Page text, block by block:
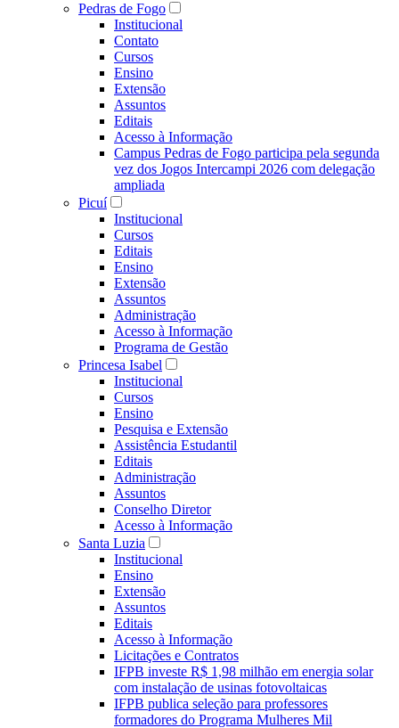
Pedras de Fogo
Institucional
Contato
Cursos
Ensino
Extensão
Assuntos
Editais
Acesso à Informação
Campus Pedras de Fogo participa pela segunda
vez dos Jogos Intercampi 2026 com delegação
ampliada
Picuí
Institucional
Cursos
Editais
Ensino
Extensão
Assuntos
Administração
Acesso à Informação
Programa de Gestão
Princesa Isabel
Institucional
Cursos
Ensino
Pesquisa e Extensão
Assistência Estudantil
Editais
Administração
Assuntos
Conselho Diretor
Acesso à Informação
Santa Luzia
Institucional
Ensino
Extensão
Assuntos
Editais
Acesso à Informação
Licitações e Contratos
IFPB investe R$ 1,98 milhão em energia solar
com instalação de usinas fotovoltaicas
IFPB publica seleção para professores
formadores do Programa Mulheres Mil